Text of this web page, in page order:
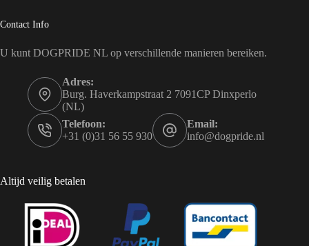
Contact Info
U kunt DOGPRIDE NL op verschillende manieren bereiken.
Adres:
Burg. Haverkampstraat 2 7091CP Dinxperlo
(NL)
Telefoon:
+31 (0)31 56 55 930
Email:
info@dogpride.nl
Altijd veilig betalen